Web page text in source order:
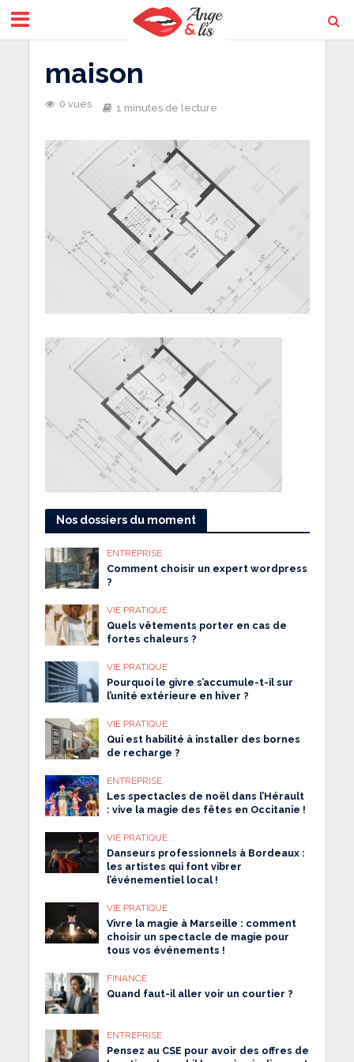
maison
0 vues 1 minutes de lecture
Nos dossiers du moment
ENTREPRISE
Comment choisir un expert wordpress
?
VIE PRATIQUE
Quels vêtements porter en cas de
fortes chaleurs ?
VIE PRATIQUE
Pourquoi le givre s’accumule-t-il sur
l’unité extérieure en hiver ?
VIE PRATIQUE
Qui est habilité à installer des bornes
de recharge ?
ENTREPRISE
Les spectacles de noël dans l’Hérault
: vive la magie des fêtes en Occitanie !
VIE PRATIQUE
Danseurs professionnels à Bordeaux :
les artistes qui font vibrer
l’événementiel local !
VIE PRATIQUE
Vivre la magie à Marseille : comment
choisir un spectacle de magie pour
tous vos événements !
FINANCE
Quand faut-il aller voir un courtier ?
ENTREPRISE
Pensez au CSE pour avoir des offres de